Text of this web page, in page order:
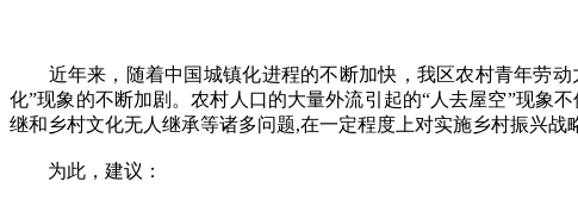
近年来，随着中国城镇化进程的不断加快，我区农村青年劳动
化”现象的不断加剧。农村人口的大量外流引起的“人去屋空”现象
继和乡村文化无人继承等诸多问题,在一定程度上对实施乡村振兴战
为此，建议：